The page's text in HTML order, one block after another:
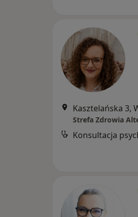
Kasztelańska 3,
Strefa Zdrowia
Konsultacja